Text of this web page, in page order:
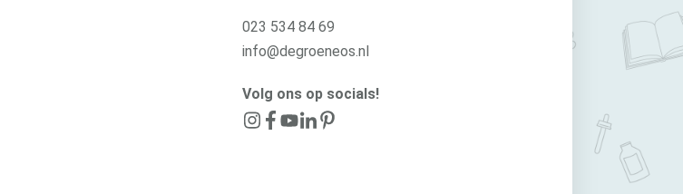
023 534 84 69
info@degroeneos.nl
Volg ons op socials!